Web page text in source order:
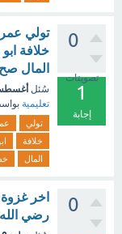
0
تصويتات
1
إجابة
تولي
خلافة
المال
سُئل أغسطس 4،
تعليمية
تولي
خلافة
المال
0
اخر
رضي